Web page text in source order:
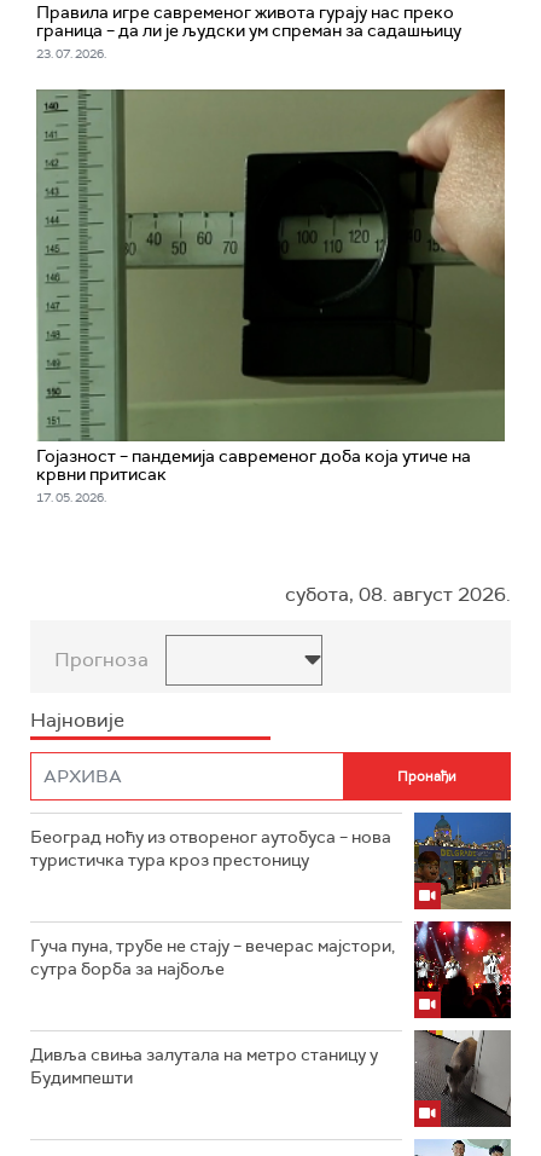
Правила игре савременог живота гурају нас преко
граница – да ли је људски ум спреман за садашњицу
23. 07. 2026.
Гојазност – пандемија савременог доба која утиче на
крвни притисак
17. 05. 2026.
субота, 08. август 2026.
Прогноза
Најновије
Београд ноћу из отвореног аутобуса – нова
туристичка тура кроз престоницу
Гуча пуна, трубе не стају – вечерас мајстори,
сутра борба за најбоље
Дивља свиња залутала на метро станицу у
Будимпешти